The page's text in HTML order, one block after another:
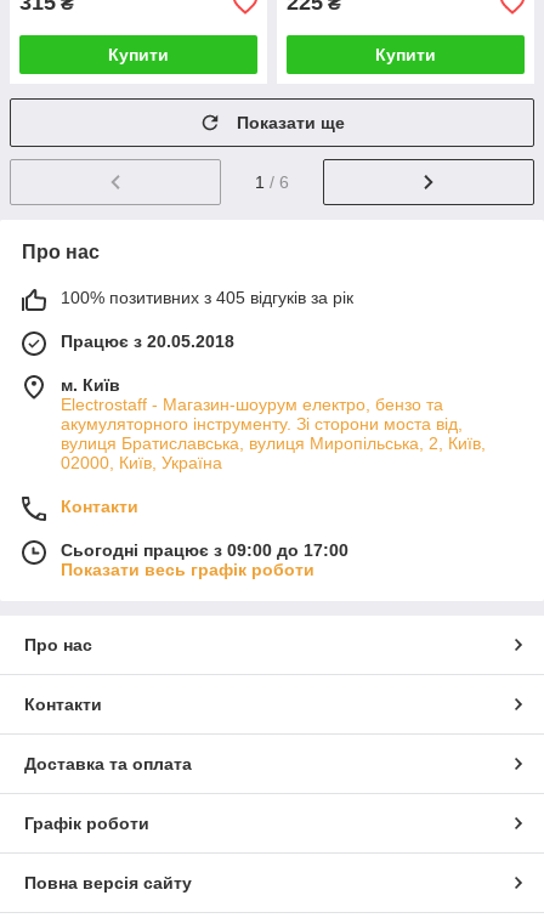
Купити Купити
Показати ще
1 / 6
Про нас
100% позитивних з 405 відгуків за рік
Працює з 20.05.2018
м. Київ
Electrostaff - Магазин-шоурум електро, бензо та
акумуляторного інструменту. Зі сторони моста від,
вулиця Братиславська, вулиця Миропільська, 2, Київ,
02000, Київ, Україна
Контакти
Сьогодні працює з 09:00 до 17:00
Показати весь графік роботи
Про нас
Контакти
Доставка та оплата
Графік роботи
Повна версія сайту